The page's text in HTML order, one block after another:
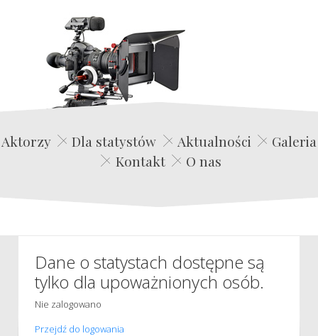
Edwin Film Agencja Aktorska
Aktorzy Dla statystów Aktualności
Galeria
Kontakt
O nas
Dane o statystach dostępne są
tylko dla upoważnionych osób.
Nie zalogowano
Przejdź do logowania